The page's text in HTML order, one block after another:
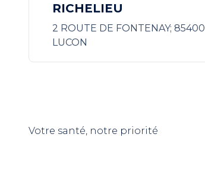
RICHELIEU
2 ROUTE DE FONTENAY; 85400
LUCON
Votre santé, notre priorité